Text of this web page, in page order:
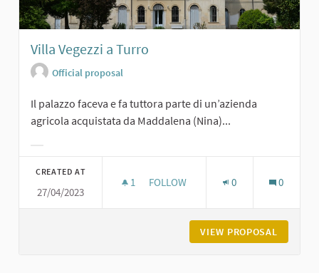
Villa Vegezzi a Turro
Official proposal
Il palazzo faceva e fa tuttora parte di un’azienda
agricola acquistata da Maddalena (Nina)...
CREATED AT
27/04/2023
1 1 FOLLOWER
FOLLOW 0 0
VIEW PROPOSAL